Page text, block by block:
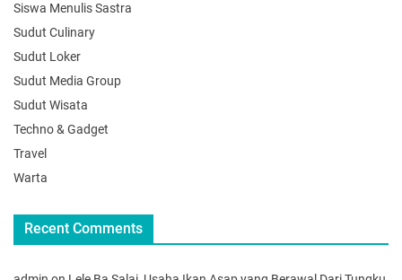
Siswa Menulis Sastra
Sudut Culinary
Sudut Loker
Sudut Media Group
Sudut Wisata
Techno & Gadget
Travel
Warta
Recent Comments